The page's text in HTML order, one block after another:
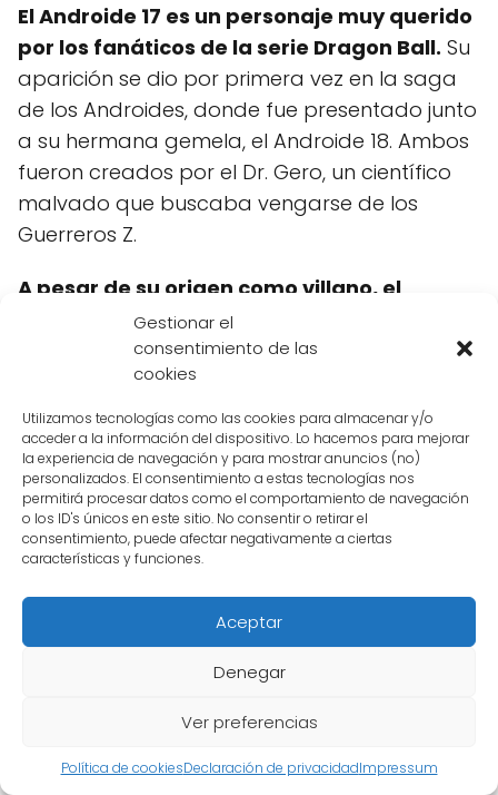
Gestionar el
consentimiento de las
cookies
Utilizamos tecnologías como las cookies para almacenar y/o
acceder a la información del dispositivo. Lo hacemos para mejorar
la experiencia de navegación y para mostrar anuncios (no)
personalizados. El consentimiento a estas tecnologías nos
permitirá procesar datos como el comportamiento de navegación
o los ID's únicos en este sitio. No consentir o retirar el
consentimiento, puede afectar negativamente a ciertas
características y funciones.
Aceptar
Denegar
Ver preferencias
Política de cookiesDeclaración de privacidadImpressum
El Androide 17 es un personaje muy querido
por los fanáticos de la serie Dragon Ball. Su
aparición se dio por primera vez en la saga
de los Androides, donde fue presentado junto
a su hermana gemela, el Androide 18. Ambos
fueron creados por el Dr. Gero, un científico
malvado que buscaba vengarse de los
Guerreros Z.
A pesar de su origen como villano, el
Androide 17 se redimió y se convirtió en un
aliado de los Guerreros Z.Su relación con los
demás personajes de la serie es bastante
interesante. Por un lado, tenemos a su
hermana, el Androide 18, con quien comparte
una estrecha relación fraternal. Juntos han
demostrado ser un equipo formidable en
muchas batallas.
Además de su hermana, el Androide 17
también tiene una buena relación con Krilin, el
guerrero humano y esposo de la Androide 18.
A pesar de que al principio Krilin
desconfiaba de los androides, con el
el Androide 17.Incluso, el Androide 17 tiene un